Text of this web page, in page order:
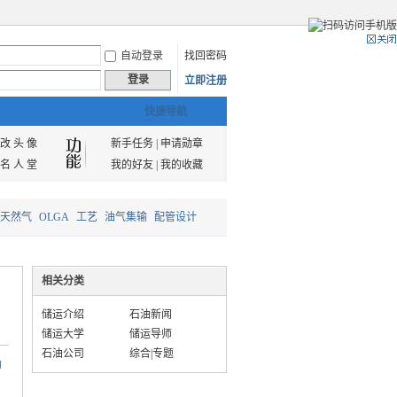
自动登录
找回密码
登录 立即注册
快捷导航
改 头 像 新手任务|
申请勋章
名 人 堂 我的好友| 我的收藏
然气 OLGA 工艺 油气集输 配管设计
相关分类
储运介绍
石油新闻
储运大学
储运导师
石油公司
综合|专题